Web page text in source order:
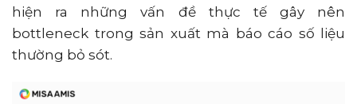
hiện ra những vấn đề thực tế gây nên
bottleneck trong sản xuất mà báo cáo số liệu
thường bỏ sót.